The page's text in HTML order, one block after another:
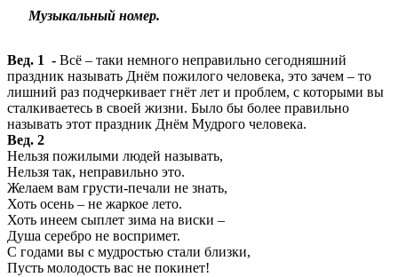
Музыкальный номер.
Вед. 1 - Всё – таки немного неправильно сегодняшний
праздник называть Днём пожилого человека, это зачем – то
лишний раз подчеркивает гнёт лет и проблем, с которыми вы
сталкиваетесь в своей жизни. Было бы более правильно
называть этот праздник Днём Мудрого человека.
Вед. 2
Нельзя пожилыми людей называть,
Нельзя так, неправильно это.
Желаем вам грусти-печали не знать,
Хоть осень – не жаркое лето.
Хоть инеем сыплет зима на виски –
Душа серебро не воспримет.
С годами вы с мудростью стали близки,
Пусть молодость вас не покинет!